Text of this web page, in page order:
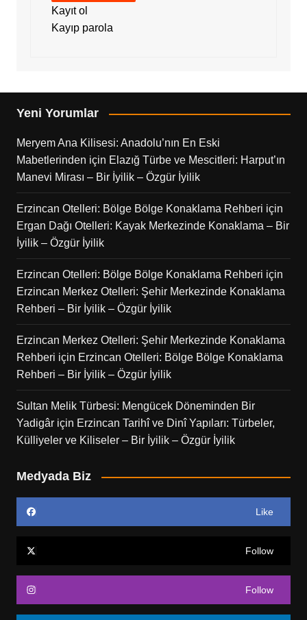
Kayıt ol
Kayıp parola
Yeni Yorumlar
Meryem Ana Kilisesi: Anadolu’nın En Eski
Mabetlerinden için Elazığ Türbe ve Mescitleri: Harput’ın
Manevi Mirası – Bir İyilik – Özgür İyilik
Erzincan Otelleri: Bölge Bölge Konaklama Rehberi için
Ergan Dağı Otelleri: Kayak Merkezinde Konaklama – Bir
İyilik – Özgür İyilik
Erzincan Otelleri: Bölge Bölge Konaklama Rehberi için
Erzincan Merkez Otelleri: Şehir Merkezinde Konaklama
Rehberi – Bir İyilik – Özgür İyilik
Erzincan Merkez Otelleri: Şehir Merkezinde Konaklama
Rehberi için Erzincan Otelleri: Bölge Bölge Konaklama
Rehberi – Bir İyilik – Özgür İyilik
Sultan Melik Türbesi: Mengücek Döneminden Bir
Yadigâriçin Erzincan Tarihî ve Dinî Yapıları: Türbeler,
Külliyeler ve Kiliseler – Bir İyilik – Özgür İyilik
Medyada Biz
Like
Follow
Follow